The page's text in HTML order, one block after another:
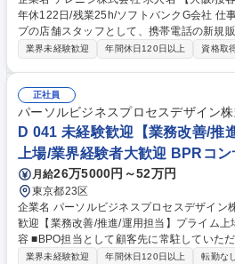
年休122日/残業25h/ソフトバンクG会社 仕事の内容 ソフトバンクショッ
プの店舗スタッフとして、携帯電話の新規
最適な料金プラン、付帯サービスの提案、
ンス）3日、があり1から基礎を学んでいた
ーマンで指導いたしますのでご安心くださ
遇】有給休暇や連休取得の推進や社員旅行
手当制度など（詳細は下記フリーコメント
アップ可能です。 募集職種 【大阪/接客販売】未経験・第2新卒歓迎/年休1
22日/残業25h/ソフトバンクG会社
業界未経験歓迎 年間休日120日以上 資格取
正社員
パーソルビジネスプロセスデザイン
D 041 未経験歓迎【業務改善/推
上場/業界経験者大歓迎 BPRコ
月給26万5000円～52万円
東京都23区
企業名 パーソルビジネスプロセスデザイン株式会社 求人名 D
歓迎【業務改善/推進/運用担当】プライム上場/業
容 ■BPO担当として顧客先に常駐していた
抱える企業様のPJTにおいて、業務設計や
業界未経験歓迎 年間休日120日以上 転勤なし